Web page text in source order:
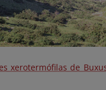
xerotermófilas de